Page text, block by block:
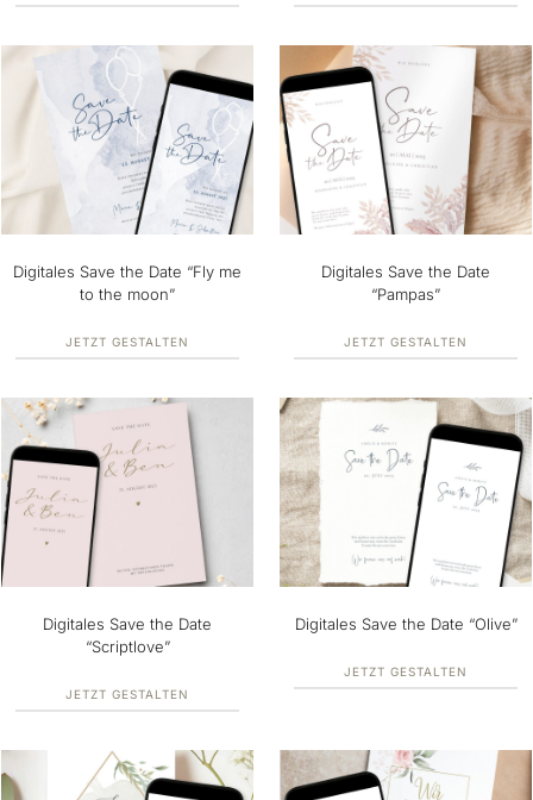
Digitales Save the Date “Fly me
to the moon”
JETZT GESTALTEN
Digitales Save the Date
“Pampas”
JETZT GESTALTEN
Digitales Save the Date
“Scriptlove”
JETZT GESTALTEN
Digitales Save the Date “Olive”
JETZT GESTALTEN